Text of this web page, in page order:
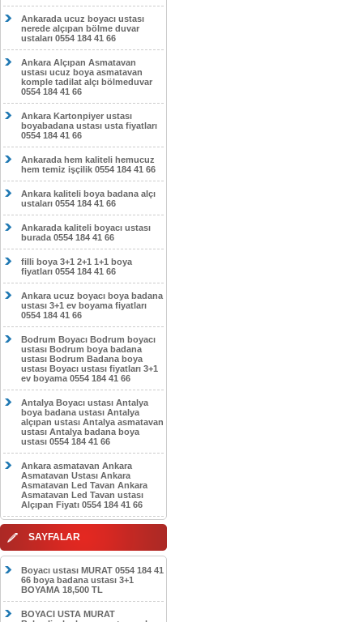
Ankarada ucuz boyacı ustası
nerede alçıpan bölme duvar
ustaları 0554 184 41 66
Ankara Alçıpan Asmatavan
ustası ucuz boya asmatavan
komple tadilat alçı bölmeduvar
0554 184 41 66
Ankara Kartonpiyer ustası
boyabadana ustası usta fiyatları
0554 184 41 66
Ankarada hem kaliteli hemucuz
hem temiz işçilik 0554 184 41 66
Ankara kaliteli boya badana alçı
ustaları 0554 184 41 66
Ankarada kaliteli boyacı ustası
burada 0554 184 41 66
filli boya 3+1 2+1 1+1 boya
fiyatları 0554 184 41 66
Ankara ucuz boyacı boya badana
ustası 3+1 ev boyama fiyatları
0554 184 41 66
Bodrum Boyacı Bodrum boyacı
ustası Bodrum boya badana
ustası Bodrum Badana boya
ustası Boyacı ustası fiyatları 3+1
ev boyama 0554 184 41 66
Antalya Boyacı ustası Antalya
boya badana ustası Antalya
alçıpan ustası Antalya asmatavan
ustası Antalya badana boya
ustası 0554 184 41 66
Ankara asmatavan Ankara
Asmatavan Ustası Ankara
Asmatavan Led Tavan Ankara
Asmatavan Led Tavan ustası
Alçıpan Fiyatı 0554 184 41 66
SAYFALAR
Boyacı ustası MURAT 0554 184 41
66 boya badana ustası 3+1
BOYAMA 18,500 TL
BOYACI USTA MURAT